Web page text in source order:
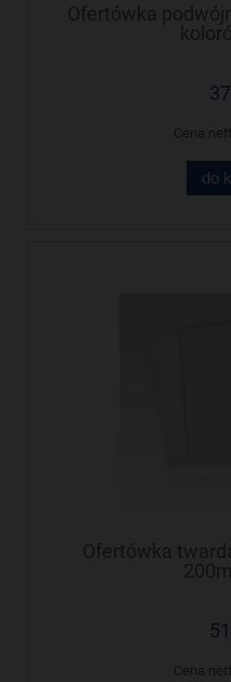
Ofertówka
do
Ofertówka